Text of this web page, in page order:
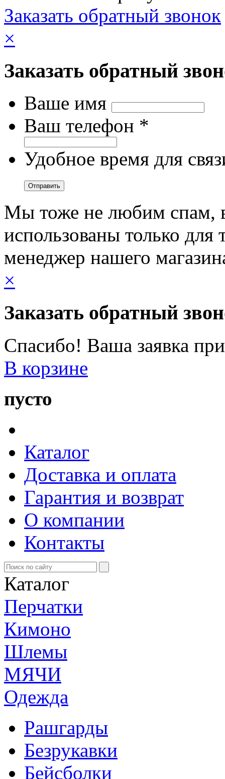
Заказать обратный звонок
×
Заказать обратный
Ваше имя
Ваш телефон *
Удобное время для
Мы тоже не любим спам,
использованы только для
менеджер нашего
×
Заказать обратный
Спасибо! Ваша заявка
В корзине
пусто
Каталог
Доставка и оплата
Гарантия и возврат
О компании
Контакты
Каталог
Перчатки
Кимоно
Шлемы
МЯЧИ
Одежда
Рашгарды
Безрукавки
Бейсболки